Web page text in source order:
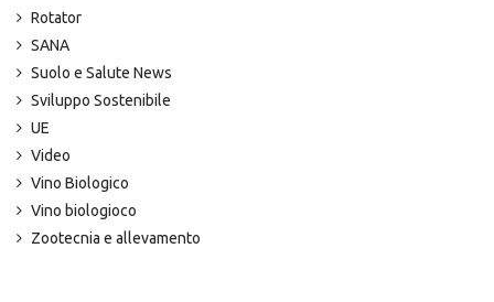
Rotator
SANA
Suolo e Salute News
Sviluppo Sostenibile
UE
Video
Vino Biologico
Vino biologioco
Zootecnia e allevamento